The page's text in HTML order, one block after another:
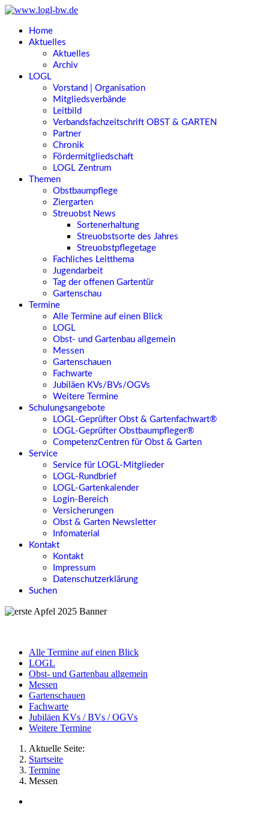
Home
Aktuelles
Aktuelles
Archiv
LOGL
Vorstand | Organisation
Mitgliedsverbände
Leitbild
Verbandsfachzeitschrift OBST & GARTEN
Partner
Chronik
Fördermitgliedschaft
LOGL Zentrum
Themen
Obstbaumpflege
Ziergarten
Streuobst News
Sortenerhaltung
Streuobstsorte des Jahres
Streuobstpflegetage
Fachliches Leitthema
Jugendarbeit
Tag der offenen Gartentür
Gartenschau
Termine
Alle Termine auf einen Blick
LOGL
Obst- und Gartenbau allgemein
Messen
Gartenschauen
Fachwarte
Jubiläen KVs/BVs/OGVs
Weitere Termine
Schulungsangebote
LOGL-Geprüfter Obst & Gartenfachwart®
LOGL-Geprüfter Obstbaumpfleger®
CompetenzCentren für Obst & Garten
Service
Service für LOGL-Mitglieder
LOGL-Rundbrief
LOGL-Gartenkalender
Login-Bereich
Versicherungen
Obst & Garten Newsletter
Infomaterial
Kontakt
Kontakt
Impressum
Datenschutzerklärung
Suchen
Alle Termine auf einen Blick
LOGL
Obst- und Gartenbau allgemein
Messen
Gartenschauen
Fachwarte
Jubiläen KVs / BVs / OGVs
Weitere Termine
Aktuelle Seite:
Startseite
Termine
Messen